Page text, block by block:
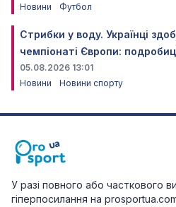
Новини
Футбол
Стрибки у воду. Українці
чемпіонаті Європи:
05.08.2026 13:01
Новини
Новини спорту
У разі повного або часткового
гіперпосилання на